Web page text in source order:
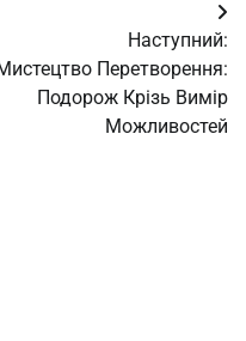
Наступний:
Перетворення:
Подорож Крізь Вимір
Можливостей